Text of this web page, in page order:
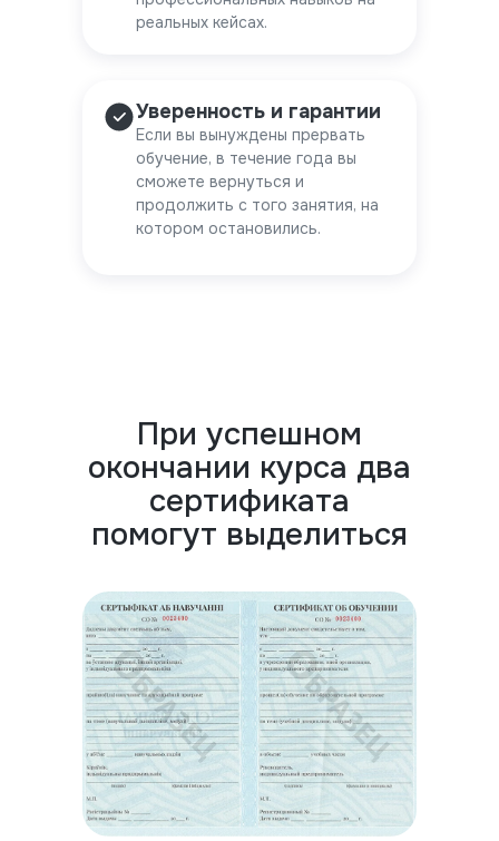
Уверенность и гарантии
Если вы вынуждены прервать
обучение, в течение года вы
сможете вернуться и
продолжить с того занятия, на
котором остановились.
реальных кейсах.
При успешном
окончании курса два
сертификата
помогут выделиться